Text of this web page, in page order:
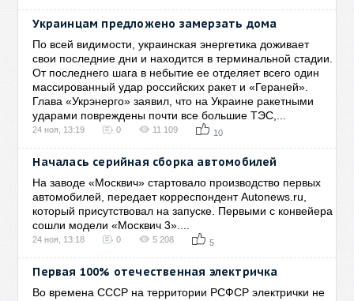
Украинцам предложено замерзать дома
По всей видимости, украинская энергетика доживает
свои последние дни и находится в терминальной стадии.
От последнего шага в небытие ее отделяет всего один
массированный удар российских ракет и «Гераней».
Глава «Укрэнерго» заявил, что на Украине ракетными
ударами повреждены почти все большие ТЭС,...
24 ноя, 13:19 0 11 109 10
Началась серийная сборка автомобилей
На заводе «Москвич» стартовало производство первых
автомобилей, передает корреспондент Autonews.ru,
который присутствовал на запуске. Первыми с конвейера
сошли модели «Москвич 3»....
24 ноя, 13:18 0 5 208 5
Первая 100% отечественная электричка
Во времена СССР на территории РСФСР электрички не